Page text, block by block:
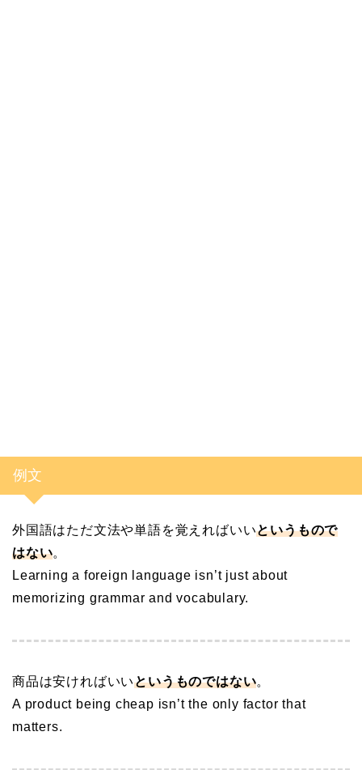
例文
外国語はただ文法や単語を覚えればいいというもので
はない。
Learning a foreign language isn’t just about
memorizing grammar and vocabulary.
商品は安ければいいというものではない。
A product being cheap isn’t the only factor that
matters.